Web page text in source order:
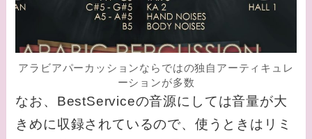
アラビアパーカッションならではの独自アーティキュレ
ーションが多数
なお、BestServiceの音源にしては音量が大
きめに収録されているので、使うときはリミ